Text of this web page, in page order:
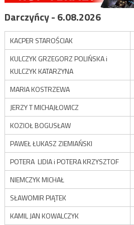
Darczyńcy - 6.08.2026
KACPER STAROŚCIAK
KULCZYK GRZEGORZ POLIŃSKA i
KULCZYK KATARZYNA
MARIA KOSTRZEWA
JERZY T MICHAJŁOWICZ
KOZIOŁ BOGUSŁAW
PAWEŁ ŁUKASZ ZIEMIAŃSKI
POTERA LIDIA i POTERA KRZYSZTOF
NIEMCZYK MICHAŁ
SŁAWOMIR PIĄTEK
KAMIL JAN KOWALCZYK